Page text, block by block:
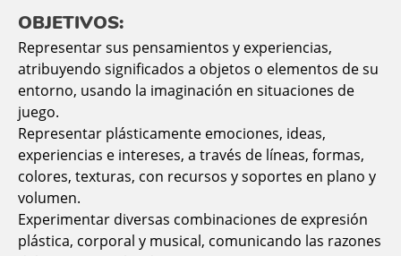
OBJETIVOS:
Representar sus pensamientos y experiencias,
atribuyendo significados a objetos o elementos de su
entorno, usando la imaginación en situaciones de
juego.
Representar plásticamente emociones, ideas,
experiencias e intereses, a través de líneas, formas,
colores, texturas, con recursos y soportes en plano y
volumen.
Experimentar diversas combinaciones de expresión
plástica, corporal y musical, comunicando las razones